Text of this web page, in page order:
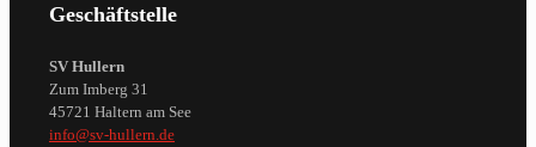
Geschäftstelle
SV Hullern
Zum Imberg 31
45721 Haltern am See
info@sv-hullern.de